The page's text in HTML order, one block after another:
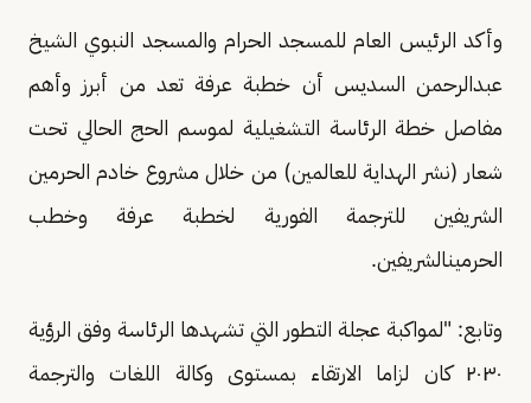
وأكد الرئيس العام للمسجد الحرام والمسجد النبوي الشيخ
عبدالرحمن السديس أن خطبة عرفة تعد من أبرز وأهم
مفاصل خطة الرئاسة التشغيلية لموسم الحج الحالي تحت
شعار (نشر الهداية للعالمين) من خلال مشروع خادم الحرمين
الشريفين للترجمة الفورية لخطبة عرفة وخطب
الحرمينالشريفين.
وتابع: "لمواكبة عجلة التطور التي تشهدها الرئاسة وفق الرؤية
٢٠٣٠ كان لزاما الارتقاء بمستوى وكالة اللغات والترجمة